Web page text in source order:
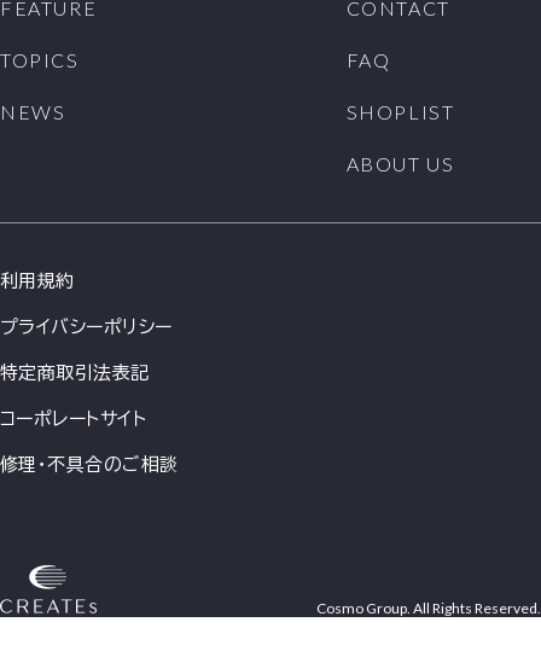
FEATURE
TOPICS
NEWS
CONTACT
FAQ
SHOPLIST
ABOUT US
利用規約
プライバシーポリシー
特定商取引法表記
コーポレートサイト
修理・不具合のご相談
Cosmo Group. All Rights Reserved.